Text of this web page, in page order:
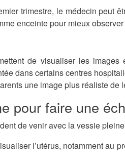
trimestre, le médecin peut
enceinte pour mieux
de visualiser les images
dans certains centres
une image plus réaliste de
pour faire une
de venir avec la vessie
l’utérus, notamment au